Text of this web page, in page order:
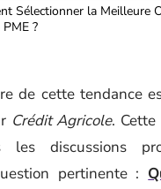
Sélectionner la Meilleure
?
de cette tendance
Crédit Agricole.
les discussions
pertinente :